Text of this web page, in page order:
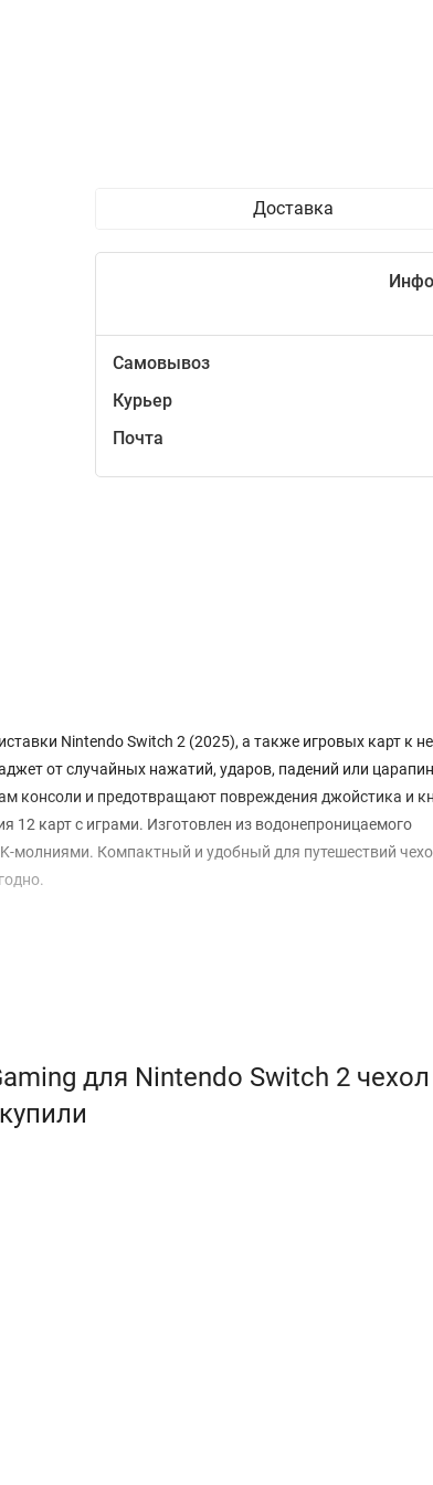
Доставка
Самовывоз
Курьер
Почта
Nintendo Switch 2 (2025), а также игровых карт к
от случайных нажатий, ударов, падений или
консоли и предотвращают повреждения джойстика и
12 карт с играми. Изготовлен из водонепроницаемого
молниями. Компактный и удобный для путешествий
для Nintendo Switch 2 чехол